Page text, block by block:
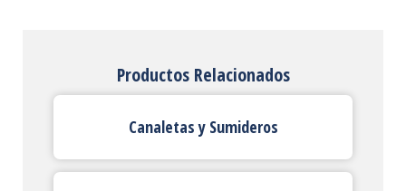
Productos Relacionados
Canaletas y Sumideros